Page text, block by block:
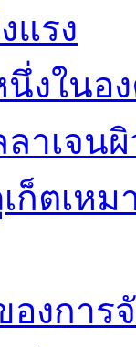
แรง
นึ่งใน
ลาเจน
ก็ตเห
งการ